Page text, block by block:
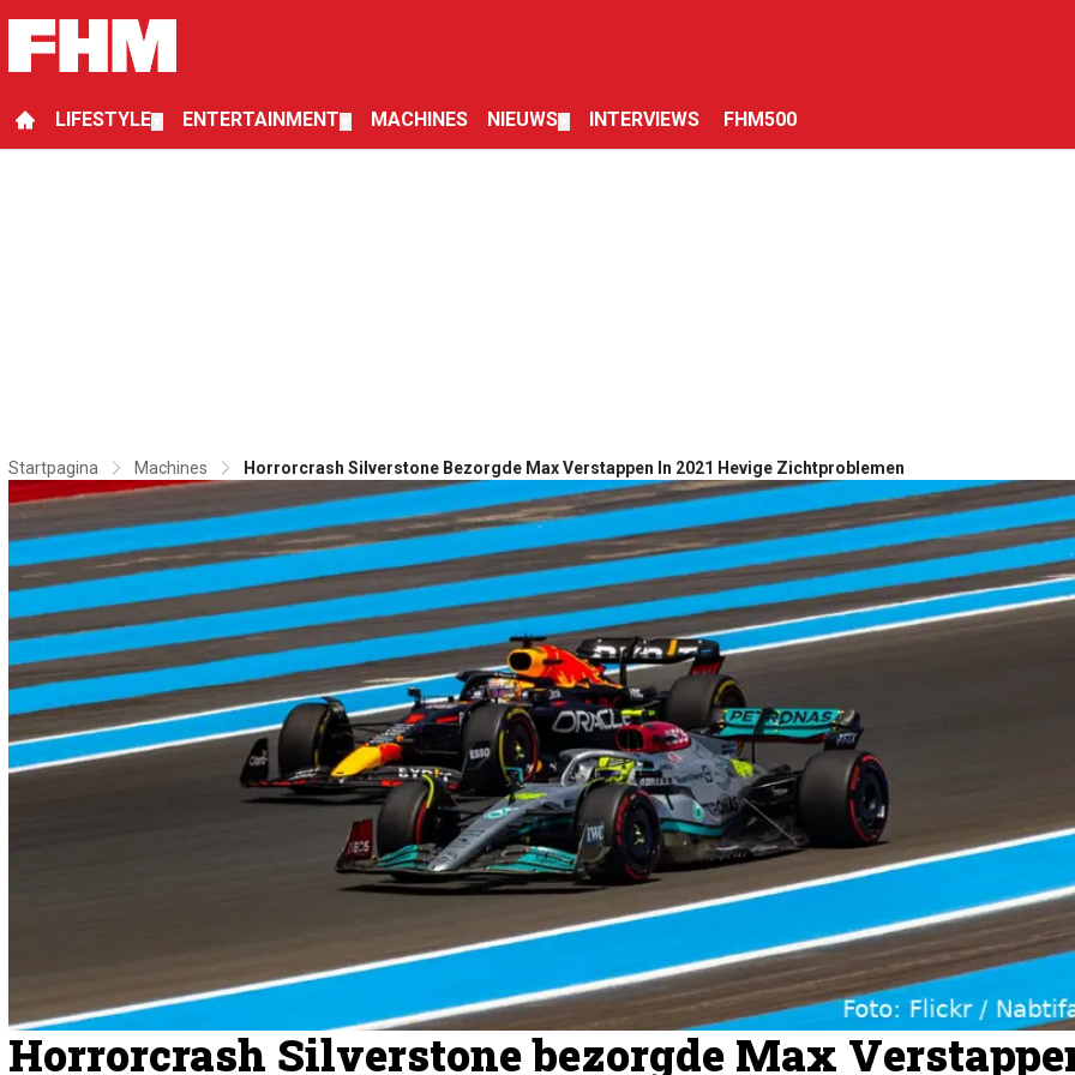
LIFESTYLE ENTERTAINMENT MACHINES NIEUWS INTERVIEWS FHM500
Startpagina Machines Horrorcrash Silverstone Bezorgde Max Verstappen In 2021 Hevige Zichtproblemen
Horrorcrash Silverstone bezorgde Max